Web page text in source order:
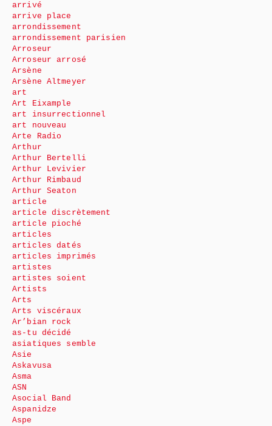
arrivé
arrive place
arrondissement
arrondissement parisien
Arroseur
Arroseur arrosé
Arsène
Arsène Altmeyer
art
Art Eixample
art insurrectionnel
art nouveau
Arte Radio
Arthur
Arthur Bertelli
Arthur Levivier
Arthur Rimbaud
Arthur Seaton
article
article discrètement
article pioché
articles
articles datés
articles imprimés
artistes
artistes soient
Artists
Arts
Arts viscéraux
Ar’bian rock
as-tu décidé
asiatiques semble
Asie
Askavusa
Asma
ASN
Asocial Band
Aspanidze
Aspe